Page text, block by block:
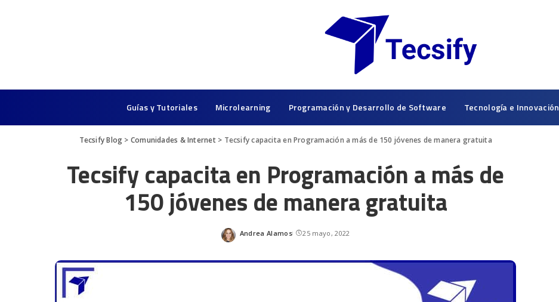
Guías y Tutoriales Microlearning Programación y Desarrollo de Software Tecnología e Innovación
Tecsify Blog > Comunidades & Internet> Tecsify capacita en Programación a más de 150 jóvenes de manera gratuita
Tecsify capacita en Programación a más de
150 jóvenes de manera gratuita
Andrea Alamos 25 mayo, 2022